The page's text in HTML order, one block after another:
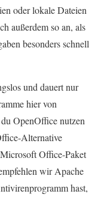
oder lokale Dateien
außerdem so an, als
besonders schnell
und dauert nur
hier von
OpenOffice nutzen
Alternative
Office-Paket
wir Apache
hast,